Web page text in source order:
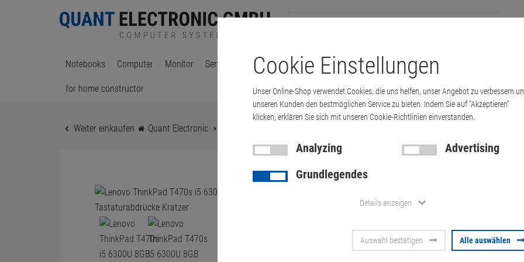
Notebooks Computer Monitor Server & Workstations Printer & Copiers Cables Multimedia & HDTV
for home constructor
Weiter einkaufen Quant Electronic
Lenovo
6300U 8GB
(Akkus 30%/
Cookie Einstellungen
Unser Online-Shop verwendet Cookies, die uns helfen, unser Angebot zu verbessern
unseren Kunden den bestmöglichen Service zu bieten. Indem Sie auf "Akzeptieren"
klicken, erklären Sie sich mit unseren Cookie-Richtlinien einverstanden.
Analyzing
Advertising
Grundlegendes
Details anzeigen
Auswahl bestätigen Alle auswählen